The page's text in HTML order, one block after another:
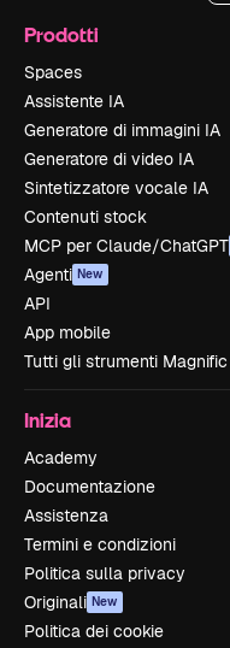
Prodotti
Spaces
Assistente IA
Generatore di immagini IA
Generatore di video IA
Sintetizzatore vocale IA
Contenuti stock
MCP per Claude/ChatGPT
Agenti New
API
App mobile
Tutti gli strumenti Magnific
Inizia
Academy
Documentazione
Assistenza
Termini e condizioni
Politica sulla privacy
Originali New
Politica dei cookie